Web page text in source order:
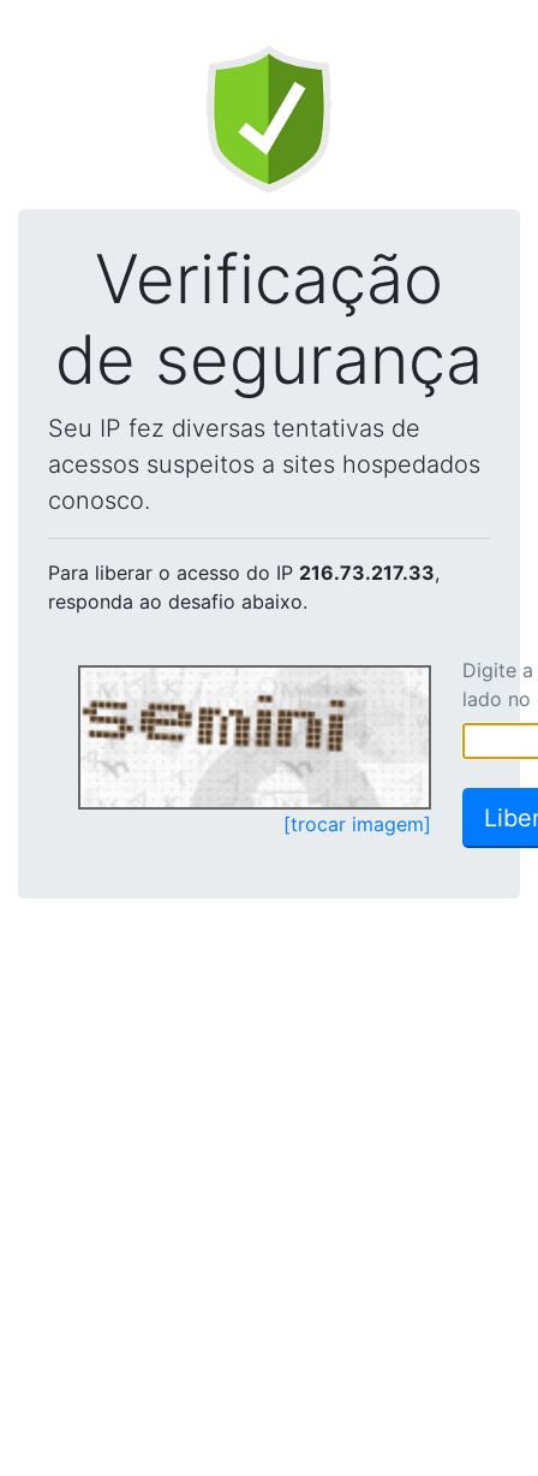
Verificação
de segurança
Seu IP fez diversas tentativas de
acessos suspeitos a sites hospedados
conosco.
Para liberar o acesso do IP 216.73.217.33,
responda ao desafio abaixo.
[trocar imagem]
Digite
lado no